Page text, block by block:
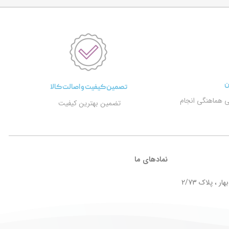
هماهنگی انجام
تصمین کیفیت و اصالت کالا
تضمین بهترین کیفیت
، پلاک 2/73
نمادهای ما